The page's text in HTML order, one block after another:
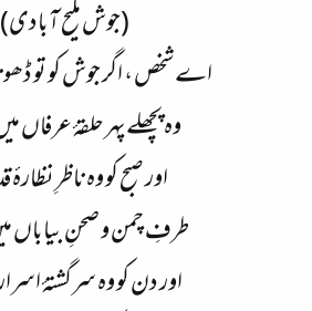
(جوش ملیح آبادی)
اے شخص ، اگر جوش کو تو
وہ پچھلے پہر حلقۂ عرفاں
اور صبح کو وہ ناظرِ
طرفِ چمن و صحنِ بیاباں
اور دن کو وہ سرگشتۂ